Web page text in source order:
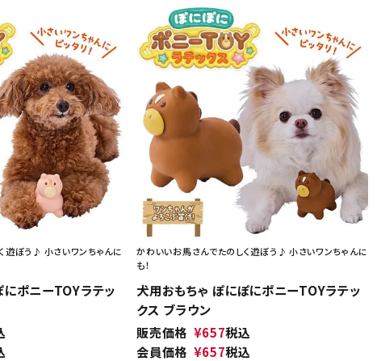
替え・交換パーツ
スメ まとめ買いでオトク！！
遊ぼう♪ 小さいワンちゃんに
ポニーTOYラテッ
かわいいお馬さんでたのしく遊ぼう♪ 小さいワンちゃんに
も！
犬用おもちゃ ぽにぽにポニーTOYラテッ
クス ブラウン
販売価格 ¥657税込
会員価格 ¥657税込